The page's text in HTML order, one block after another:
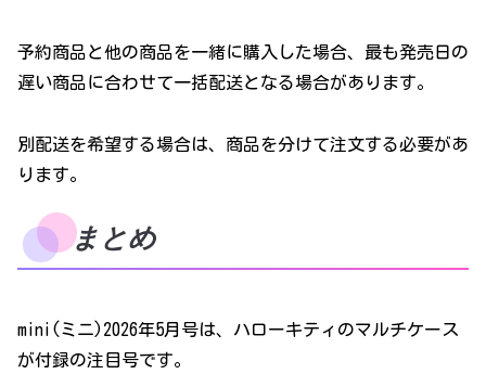
予約商品と他の商品を一緒に購入した場合、最も発売日の
遅い商品に合わせて一括配送となる場合があります。
別配送を希望する場合は、商品を分けて注文する必要があ
ります。
まとめ
mini(ミニ)2026年5月号は、ハローキティのマルチケース
が付録の注目号です。